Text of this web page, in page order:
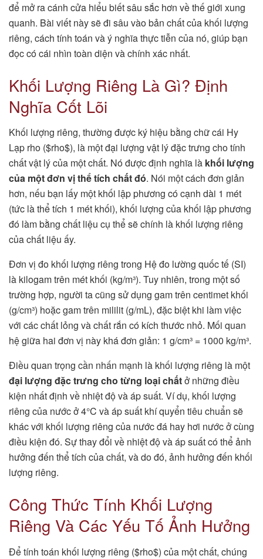
để mở ra cánh cửa hiểu biết sâu sắc hơn về thế giới xung
quanh. Bài viết này sẽ đi sâu vào bản chất của khối lượng
riêng, cách tính toán và ý nghĩa thực tiễn của nó, giúp bạn
đọc có cái nhìn toàn diện và chính xác nhất.
Khối Lượng Riêng Là Gì? Định
Nghĩa Cốt Lõi
Khối lượng riêng, thường được ký hiệu bằng chữ cái Hy
Lạp rho ($rho$), là một đại lượng vật lý đặc trưng cho tính
chất vật lý của một chất. Nó được định nghĩa là khối lượng
của một đơn vị thể tích chất đó. Nói một cách đơn giản
hơn, nếu bạn lấy một khối lập phương có cạnh dài 1 mét
(tức là thể tích 1 mét khối), khối lượng của khối lập phương
đó làm bằng chất liệu cụ thể sẽ chính là khối lượng riêng
của chất liệu ấy.
Đơn vị đo khối lượng riêng trong Hệ đo lường quốc tế (SI)
là kilogam trên mét khối (kg/m³). Tuy nhiên, trong một số
trường hợp, người ta cũng sử dụng gam trên centimet khối
(g/cm³) hoặc gam trên mililit (g/mL), đặc biệt khi làm việc
với các chất lỏng và chất rắn có kích thước nhỏ. Mối quan
hệ giữa hai đơn vị này khá đơn giản: 1 g/cm³ = 1000 kg/m³.
Điều quan trọng cần nhấn mạnh là khối lượng riêng là một
đại lượng đặc trưng cho từng loại chấtở những điều
kiện nhất định về nhiệt độ và áp suất. Ví dụ, khối lượng
riêng của nước ở 4°C và áp suất khí quyển tiêu chuẩn sẽ
khác với khối lượng riêng của nước đá hay hơi nước ở cùng
điều kiện đó. Sự thay đổi về nhiệt độ và áp suất có thể ảnh
hưởng đến thể tích của chất, và do đó, ảnh hưởng đến khối
lượng riêng.
Công Thức Tính Khối Lượng
Riêng Và Các Yếu Tố Ảnh Hưởng
Để tính toán khối lượng riêng ($rho$) của một chất, chúng